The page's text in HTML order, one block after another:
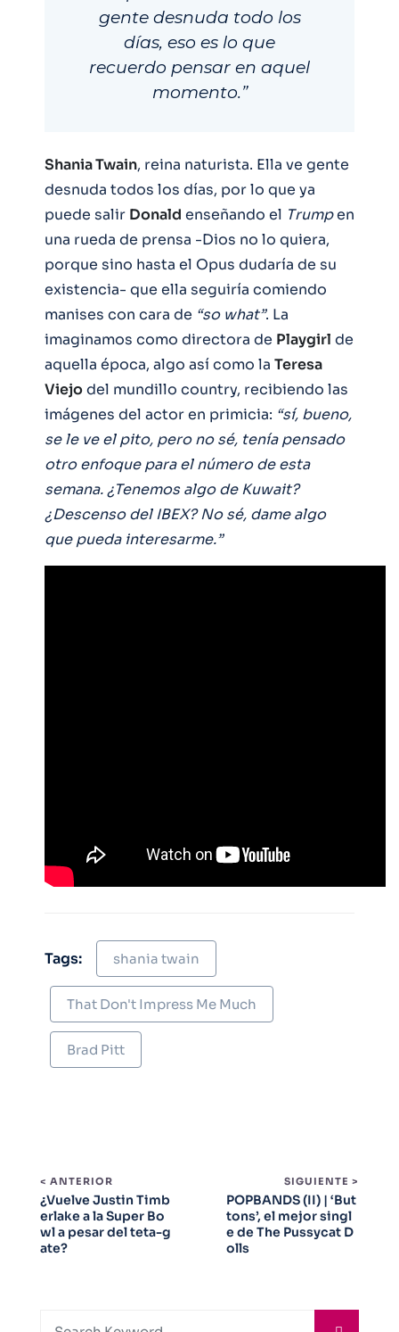
gente desnuda todo los
días, eso es lo que
recuerdo pensar en aquel
momento.”
Shania Twain, reina naturista. Ella ve gente
desnuda todos los días, por lo que ya
puede salir Donald enseñando el Trumpen
una rueda de prensa -Dios no lo quiera,
porque sino hasta el Opus dudaría de su
existencia- que ella seguiría comiendo
manises con cara de “so what”. La
imaginamos como directora de Playgirl de
aquella época, algo así como la Teresa
Viejodel mundillo country, recibiendo las
imágenes del actor en primicia: “sí, bueno,
se le ve el pito, pero no sé, tenía pensado
otro enfoque para el número de esta
semana. ¿Tenemos algo de Kuwait?
¿Descenso del IBEX? No sé, dame algo
que pueda interesarme.”
Tags: shania twain
That Don't Impress Me Much
Brad Pitt
< ANTERIOR
¿Vuelve Justin Timb
erlake a la Super Bo
wl a pesar del teta-g
ate?
SIGUIENTE >
POPBANDS (II) | ‘But
tons’, el mejor singl
e de The Pussycat D
olls